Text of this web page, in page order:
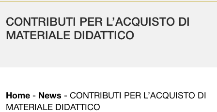
CONTRIBUTI PER L’ACQUISTO DI
MATERIALE DIDATTICO
Home - News - CONTRIBUTI PER L’ACQUISTO DI
MATERIALE DIDATTICO